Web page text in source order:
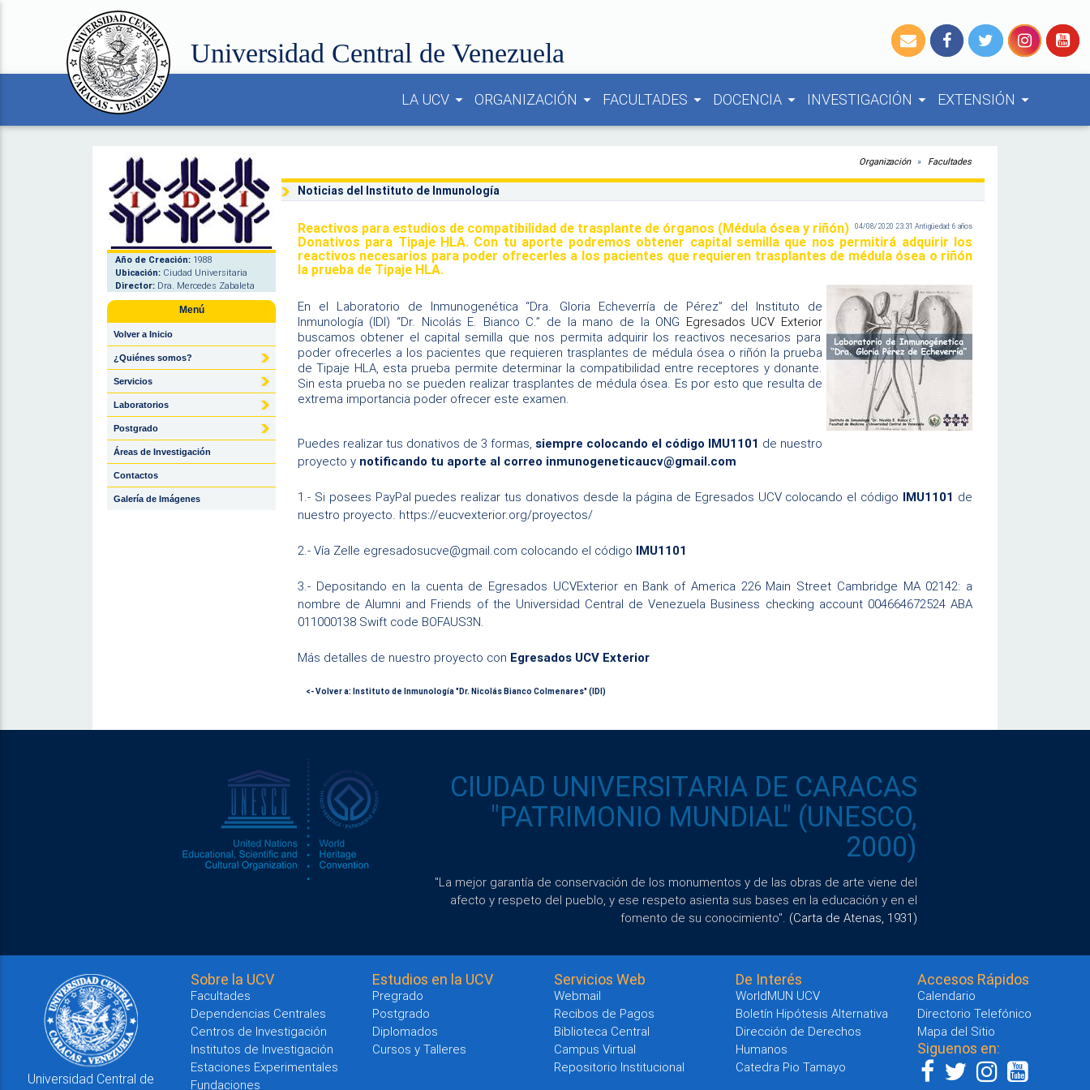
Universidad Central de Venezuela
LA UCV arrow_drop_down ORGANIZACIÓN arrow_drop_down FACULTADES arrow_drop_down DOCENCIA arrow_drop_down INVESTIGACIÓN arrow_drop_down EXTENSIÓN arrow_drop_down
Año de Creación: 1988
Ubicación: Ciudad Universitaria
Director: Dra. Mercedes Zabaleta
Menú
Volver a Inicio
¿Quiénes somos?
Servicios
Laboratorios
Postgrado
Áreas de Investigación
Contactos
Galería de Imágenes
Organización Facultades
Noticias del Instituto de Inmunología
04/08/2020 23:31 Antigüedad: 6 años
Reactivos para estudios de compatibilidad de trasplante de órganos (Médula ósea y riñón)
Donativos para Tipaje HLA. Con tu aporte podremos obtener capital semilla que nos permitirá adquirir los
reactivos necesarios para poder ofrecerles a los pacientes que requieren trasplantes de médula ósea o riñón
la prueba de Tipaje HLA.
En el Laboratorio de Inmunogenética “Dra. Gloria Echeverría de Pérez” del Instituto de
Inmunología (IDI) “Dr. Nicolás E. Bianco C.” de la mano de la ONG Egresados UCV Exterior
buscamos obtener el capital semilla que nos permita adquirir los reactivos necesarios para
poder ofrecerles a los pacientes que requieren trasplantes de médula ósea o riñón la prueba
de Tipaje HLA, esta prueba permite determinar la compatibilidad entre receptores y donante.
Sin esta prueba no se pueden realizar trasplantes de médula ósea. Es por esto que resulta de
extrema importancia poder ofrecer este examen.
Puedes realizar tus donativos de 3 formas, siempre colocando el código IMU1101 de nuestro
proyecto y notificando tu aporte al correo inmunogeneticaucv@gmail.com
1.- Si posees PayPal puedes realizar tus donativos desde la página de Egresados UCV colocando el código IMU1101 de
nuestro proyecto. https://eucvexterior.org/proyectos/
2.- Vía Zelle egresadosucve@gmail.com colocando el código IMU1101
3.- Depositando en la cuenta de Egresados UCVExterior en Bank of America 226 Main Street Cambridge MA 02142: a
nombre de Alumni and Friends of the Universidad Central de Venezuela Business checking account 004664672524 ABA
011000138 Swift code BOFAUS3N.
Más detalles de nuestro proyecto con Egresados UCV Exterior
<- Volver a: Instituto de Inmunología "Dr. Nicolás Bianco Colmenares" (IDI)
CIUDAD UNIVERSITARIA DE CARACAS
"PATRIMONIO MUNDIAL" (UNESCO,
2000)
"La mejor garantía de conservación de los monumentos y de las obras de arte viene del
afecto y respeto del pueblo, y ese respeto asienta sus bases en la educación y en el
fomento de su conocimiento". (Carta de Atenas, 1931)
Universidad Central de
Sobre la UCV
Facultades
Dependencias Centrales
Centros de Investigación
Institutos de Investigación
Estaciones Experimentales
Fundaciones
Estudios en la UCV
Pregrado
Postgrado
Diplomados
Cursos y Talleres
Servicios Web
Webmail
Recibos de Pagos
Biblioteca Central
Campus Virtual
Repositorio Institucional
De Interés
WorldMUN UCV
Boletín Hipótesis Alternativa
Dirección de Derechos
Humanos
Catedra Pio Tamayo
Accesos Rápidos
Calendario
Directorio Telefónico
Mapa del Sitio
Siguenos en: